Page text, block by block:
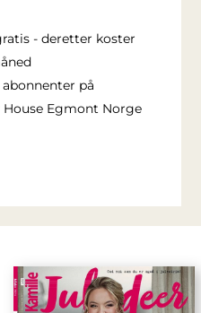
- deretter koster
på
Egmont Norge